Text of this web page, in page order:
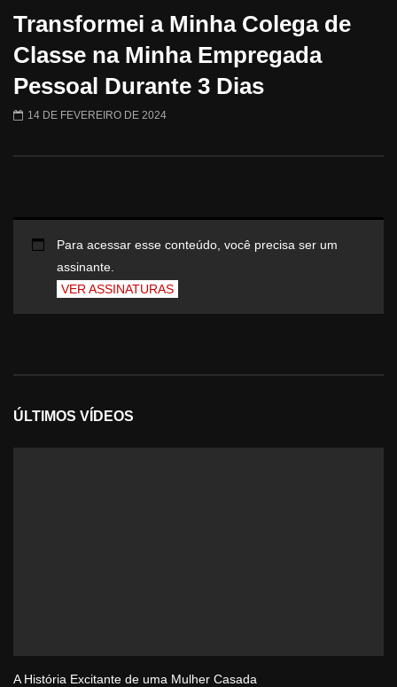
Transformei a Minha Colega de
Classe na Minha Empregada
Pessoal Durante 3 Dias
14 DE FEVEREIRO DE 2024
Para acessar esse conteúdo, você precisa ser um
assinante.
VER ASSINATURAS
ÚLTIMOS VÍDEOS
A História Excitante de uma Mulher Casada